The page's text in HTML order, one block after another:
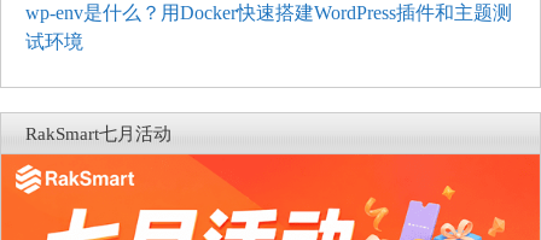
wp-env是什么？用Docker快速搭建WordPress插件和主题测
试环境
RakSmart七月活动